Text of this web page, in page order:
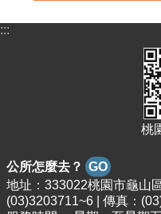
:::
桃
公所怎麼去？ GO
地址：333022桃園市龜山
(03)3203711~6 | 傳真：